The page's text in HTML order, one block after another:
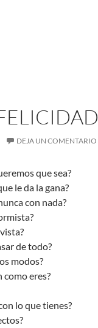
DEJA UN COMENTARIO
que sea?
le da la gana?
con nada?
de todo?
modos?
como eres?
lo que tienes?